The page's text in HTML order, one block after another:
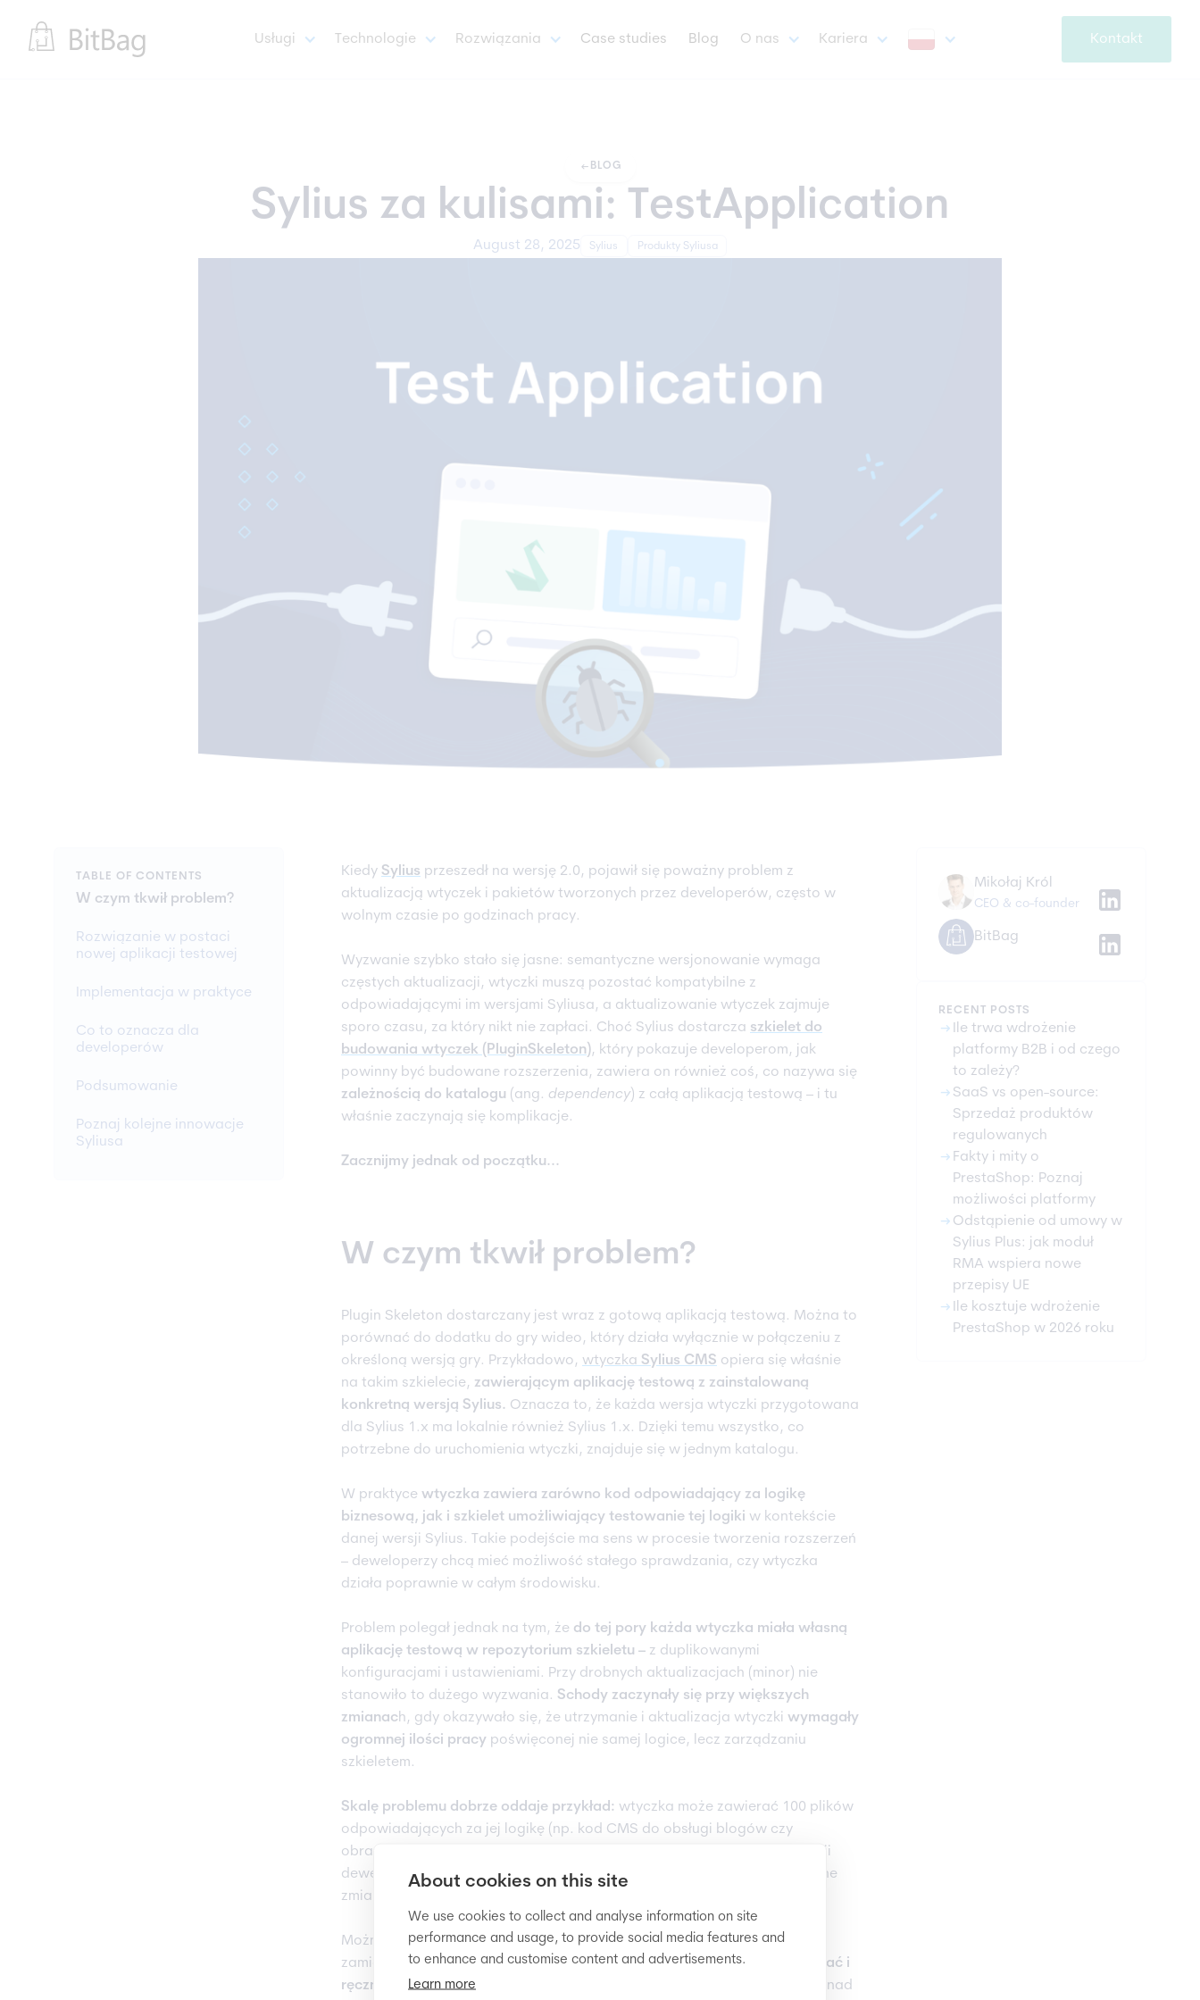
About cookies on this site
We use cookies to collect and analyse information on site
performance and usage, to provide social media features and
to enhance and customise content and advertisements.
Learn more
Usługi Technologie Rozwiązania Case studies Blog O nas Kariera Kontakt
arrow_left_alt BLOG
Sylius za kulisami: TestApplication
August 28, 2025 Sylius Produkty Syliusa
TABLE OF CONTENTS
W czym tkwił problem?
Rozwiązanie w postaci
nowej aplikacji testowej
Implementacja w praktyce
Co to oznacza dla
developerów
Podsumowanie
Poznaj kolejne innowacje
Syliusa
Kiedy Sylius przeszedł na wersję 2.0, pojawił się poważny problem z
aktualizacją wtyczek i pakietów tworzonych przez developerów, często w
wolnym czasie po godzinach pracy.
Wyzwanie szybko stało się jasne: semantyczne wersjonowanie wymaga
częstych aktualizacji, wtyczki muszą pozostać kompatybilne z
odpowiadającymi im wersjami Syliusa, a aktualizowanie wtyczek zajmuje
sporo czasu, za który nikt nie zapłaci. Choć Sylius dostarcza szkielet do
budowania wtyczek (PluginSkeleton), który pokazuje developerom, jak
powinny być budowane rozszerzenia, zawiera on również coś, co nazywa się
zależnością do katalogu (ang. dependency) z całą aplikacją testową – i tu
właśnie zaczynają się komplikacje.
Zacznijmy jednak od początku...
W czym tkwił problem?
Plugin Skeleton dostarczany jest wraz z gotową aplikacją testową. Można to
porównać do dodatku do gry wideo, który działa wyłącznie w połączeniu z
określoną wersją gry. Przykładowo, wtyczka Sylius CMS opiera się właśnie
na takim szkielecie, zawierającym aplikację testową z zainstalowaną
konkretną wersją Sylius. Oznacza to, że każda wersja wtyczki przygotowana
dla Sylius 1.x ma lokalnie również Sylius 1.x. Dzięki temu wszystko, co
potrzebne do uruchomienia wtyczki, znajduje się w jednym katalogu.
W praktyce wtyczka zawiera zarówno kod odpowiadający za logikę
biznesową, jak i szkielet umożliwiający testowanie tej logiki w kontekście
danej wersji Sylius. Takie podejście ma sens w procesie tworzenia rozszerzeń
– deweloperzy chcą mieć możliwość stałego sprawdzania, czy wtyczka
działa poprawnie w całym środowisku.
Problem polegał jednak na tym, że do tej pory każda wtyczka miała własną
aplikację testową w repozytorium szkieletu – z duplikowanymi
konfiguracjami i ustawieniami. Przy drobnych aktualizacjach (minor) nie
stanowiło to dużego wyzwania. Schody zaczynały się przy większych
zmianach, gdy okazywało się, że utrzymanie i aktualizacja wtyczki wymagały
ogromnej ilości pracy poświęconej nie samej logice, lecz zarządzaniu
szkieletem.
Skalę problemu dobrze oddaje przykład: wtyczka może zawierać 100 plików
odpowiadających za jej logikę (np. kod CMS do obsługi blogów czy
obrazów), podczas gdy szkielet liczy nawet 1000 plików. Przy aktualizacji
deweloperzy musieli przejrzeć i dostosować wszystkie te pliki, choć realne
zmiany dotyczyły zaledwie kilku.
Można to porównać do sytuacji, w której twórca „skina” do gry wideo,
zamiast pracować wyłącznie nad grafiką,za każdym razem musi pobierać i
ręcznie zastępować tysiące plików całej gry
. Efekt? Dwie godziny pracy nad
Mikołaj Król
CEO & co-founder
BitBag
RECENT POSTS
arrow_right_alt
Ile trwa wdrożenie
platformy B2B i od czego
to zależy?
arrow_right_alt SaaS vs open-source:
Sprzedaż produktów
regulowanych
arrow_right_alt Fakty i mity o
PrestaShop: Poznaj
możliwości platformy
arrow_right_alt Odstąpienie od umowy w
Sylius Plus: jak moduł
RMA wspiera nowe
przepisy UE
arrow_right_alt
Ile kosztuje wdrożenie
PrestaShop w 2026 roku